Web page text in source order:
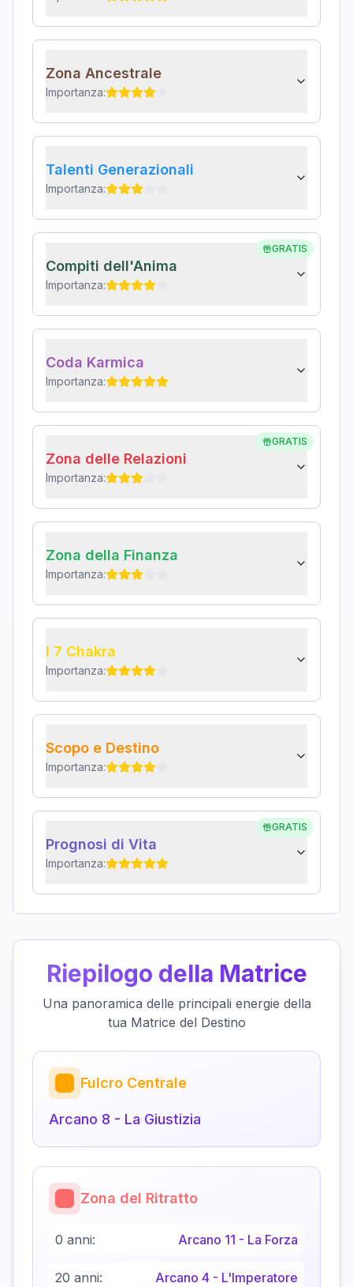
Zona Ancestrale
Importanza:
Talenti Generazionali
Importanza:
GRATIS
Compiti dell'Anima
Importanza:
Coda Karmica
Importanza:
GRATIS
Zona delle Relazioni
Importanza:
Zona della Finanza
Importanza:
I 7 Chakra
Importanza:
Scopo e Destino
Importanza:
GRATIS
Prognosi di Vita
Importanza:
Riepilogo della Matrice
Una panoramica delle principali energie della
tua Matrice del Destino
Fulcro Centrale
Arcano 8 - La Giustizia
Zona del Ritratto
0 anni: Arcano 11 - La Forza
20 anni: Arcano 4 - L'Imperatore